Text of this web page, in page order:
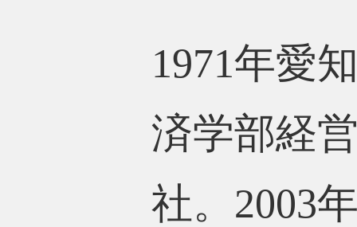
1971年愛
済学部経
社。2003